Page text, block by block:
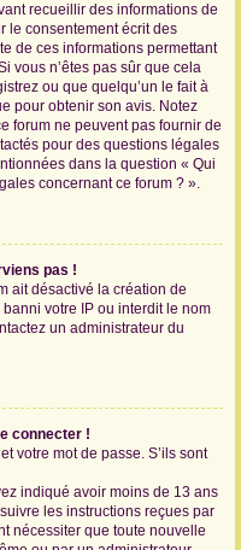
recueillir des informations de
le consentement écrit des
de ces informations permettant
vous n’êtes pas sûr que cela
ou que quelqu’un le fait à
pour obtenir son avis. Notez
forum ne peuvent pas fournir de
pour des questions légales
dans la question « Qui
concernant ce forum ? ».
pas !
ait désactivé la création de
votre IP ou interdit le nom
un administrateur du
connecter !
votre mot de passe. S’ils sont
indiqué avoir moins de 13 ans
les instructions reçues par
nécessiter que toute nouvelle